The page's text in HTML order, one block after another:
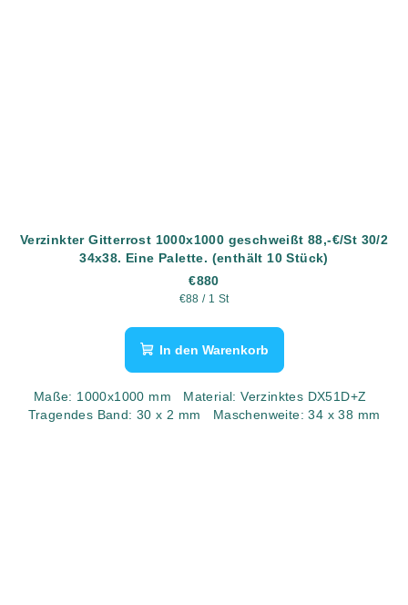
Verzinkter Gitterrost 1000x1000 geschweißt 88,-€/St 30/2
34x38. Eine Palette. (enthält 10 Stück)
€880
Verkaufspreis:
€88 / 1 St
In den Warenkorb
Maße: 1000x1000 mm Material: Verzinktes DX51D+Z
Tragendes Band: 30 x 2 mm Maschenweite: 34 x 38 mm